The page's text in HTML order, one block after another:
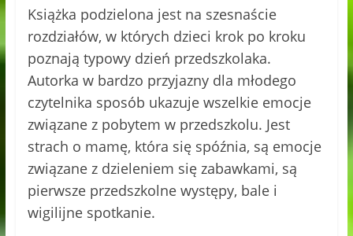
Książka podzielona jest na szesnaście
rozdziałów, w których dzieci krok po kroku
poznają typowy dzień przedszkolaka.
Autorka w bardzo przyjazny dla młodego
czytelnika sposób ukazuje wszelkie emocje
związane z pobytem w przedszkolu. Jest
strach o mamę, która się spóźnia, są emocje
związane z dzieleniem się zabawkami, są
pierwsze przedszkolne występy, bale i
wigilijne spotkanie.